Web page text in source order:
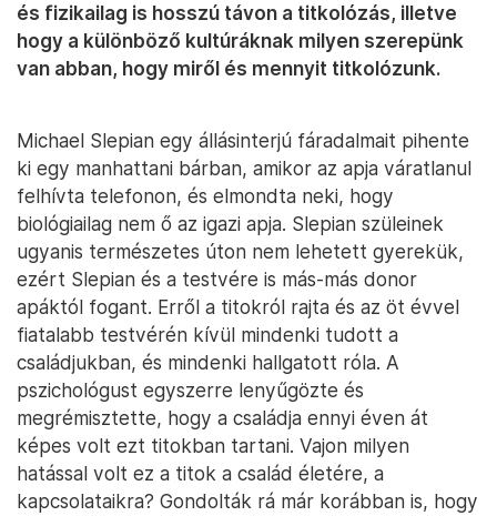
és fizikailag is hosszú távon a titkolózás, illetve
hogy a különböző kultúráknak milyen szerepünk
van abban, hogy miről és mennyit titkolózunk.
Michael Slepian egy állásinterjú fáradalmait pihente
ki egy manhattani bárban, amikor az apja váratlanul
felhívta telefonon, és elmondta neki, hogy
biológiailag nem ő az igazi apja. Slepian szüleinek
ugyanis természetes úton nem lehetett gyerekük,
ezért Slepian és a testvére is más-más donor
apáktól fogant. Erről a titokról rajta és az öt évvel
fiatalabb testvérén kívül mindenki tudott a
családjukban, és mindenki hallgatott róla. A
pszichológust egyszerre lenyűgözte és
megrémisztette, hogy a családja ennyi éven át
képes volt ezt titokban tartani. Vajon milyen
hatással volt ez a titok a család életére, a
kapcsolataikra? Gondolták rá már korábban is, hogy